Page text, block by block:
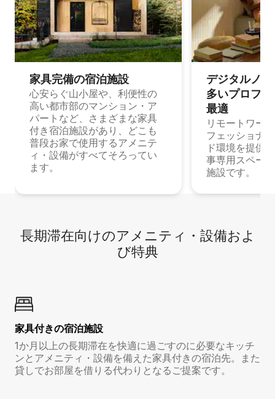
家具完備の宿⁠泊⁠施⁠設
心安らぐ山小屋や、利便性の
高い都市部のマンション・ア
パートなど、さまざまな家具
付き宿泊施設があり、どこも
普段お家で使用するアメニテ
ィ・設備がすべてそろってい
ます。
デジタルノ
多⁠いプ⁠ロ⁠フ⁠
最⁠適
リモートワー
フェッショナ
ド環境を提供
事専用スペー
施設です。
長期滞在向け⁠のア⁠メ⁠ニ⁠テ⁠ィ⁠・設⁠備⁠およ
び特⁠典
家具付き⁠の宿⁠泊⁠施⁠設
1か月以上の長期滞在を快適に過ごすのに必要なキッチ
ンとアメニティ・設備を備えた家具付きの宿泊先。また
貸しでお部屋を借りる代わりとなるご提案です。